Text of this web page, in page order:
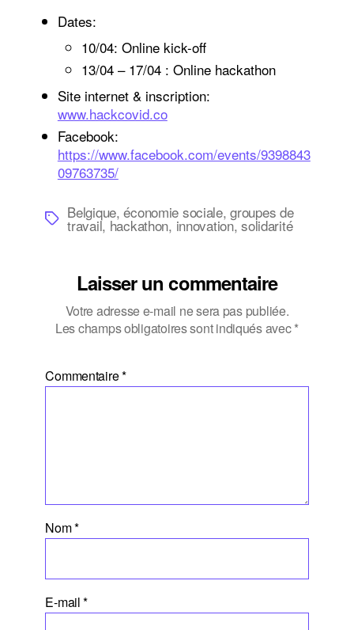
Dates:
10/04: Online kick-off
13/04 – 17/04 : Online hackathon
Site internet & inscription:
www.hackcovid.co
Facebook:
https://www.facebook.com/events/9398843
09763735/
Étiquettes
Belgique,économie sociale,groupes de
travail, hackathon, innovation,solidarité
Laisser un commentaire
Votre adresse e-mail ne sera pas publiée.
Les champs obligatoires sont indiqués avec*
Commentaire*
Nom*
E-mail*